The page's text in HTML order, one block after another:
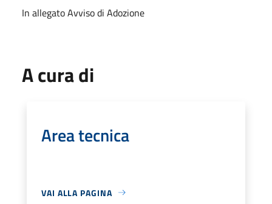
In allegato Avviso di Adozione
A cura di
Area tecnica
VAI ALLA PAGINA